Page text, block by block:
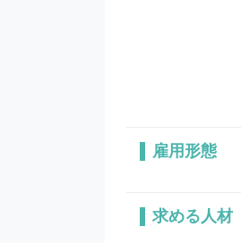
雇用形態
求める人材